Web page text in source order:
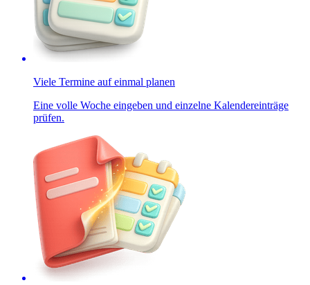
Viele Termine auf einmal planen
Eine volle Woche eingeben und einzelne Kalendereinträge
prüfen.